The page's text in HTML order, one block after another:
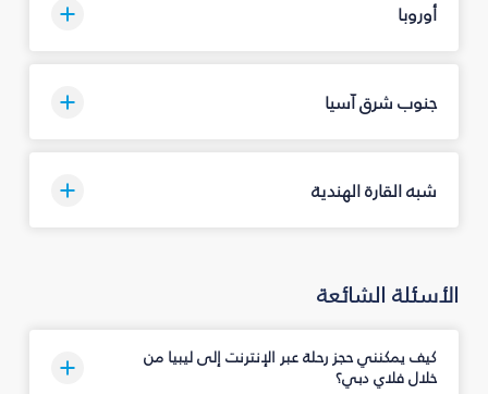
أوروبا
جنوب شرق آسيا
شبه القارة الهندية
الأسئلة الشائعة
كيف يمكنني حجز رحلة عبر الإنترنت إلى ليبيا من
خلال فلاي دبي؟